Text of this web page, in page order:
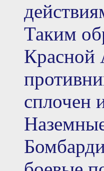
Таким
Красной
сплочен